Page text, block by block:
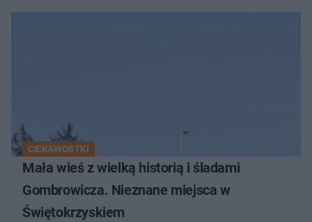
CIEKAWOSTKI
Mała wieś z wielką historią i śladami
Gombrowicza. Nieznane miejsca w
Świętokrzyskiem